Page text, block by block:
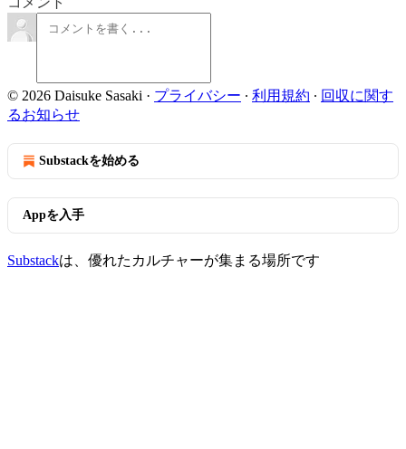
© 2026 Daisuke Sasaki · プライバシー ∙ 利用規約 ∙ 回収に関す
るお知らせ
Substackを始める
Appを入手
Substackは、優れたカルチャーが集まる場所です